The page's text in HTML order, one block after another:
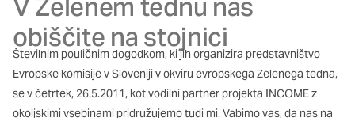
V Zelenem tednu nas
obiščite na stojnici
Številnim pouličnim dogodkom, ki jih organizira predstavništvo
Evropske komisije v Sloveniji v okviru evropskega Zelenega tedna,
se v četrtek, 26.5.2011, kot vodilni partner projekta INCOME z
okoljskimi vsebinami pridružujemo tudi mi. Vabimo vas, da nas na
imena kategorij, da si ogledate več informacij in spremenite
privzete nastavitve. Blokiranje določenih vrst piškotkov vpliva
na vašo uporabo tega spletnega mesta in naše storitve.Več
informacij
Obvezni piškotki
Vedno aktivni